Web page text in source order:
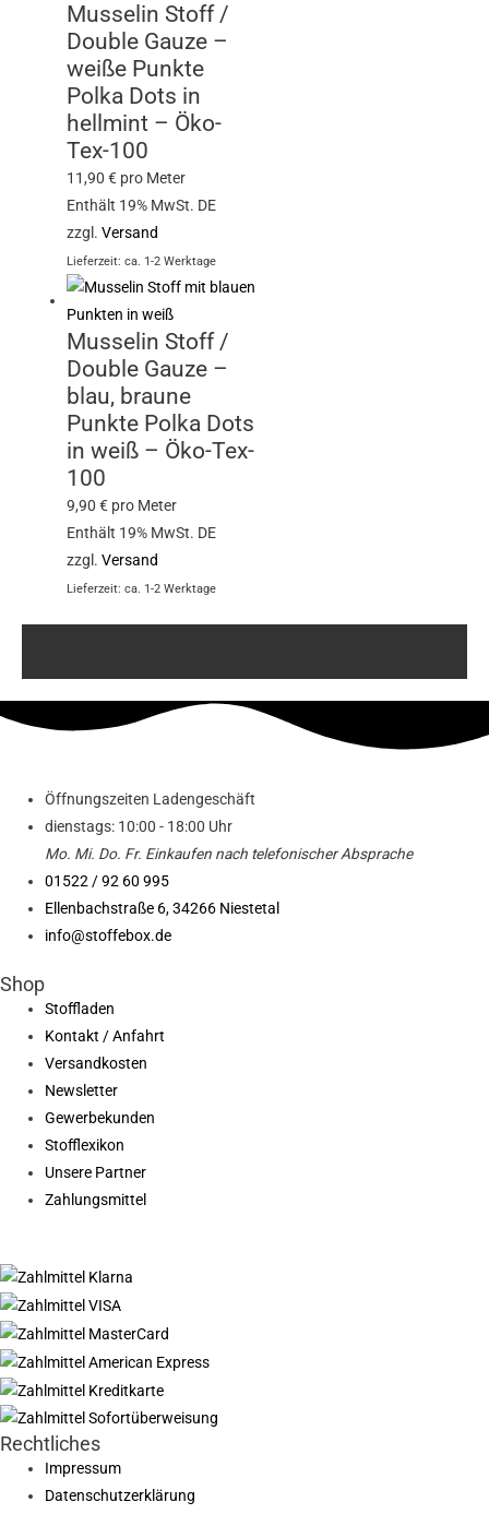
Musselin Stoff /
Double Gauze –
weiße Punkte
Polka Dots in
hellmint – Öko-
Tex-100
11,90€ pro Meter
Enthält 19% MwSt. DE
zzgl.Versand
Lieferzeit: ca. 1-2 Werktage
Musselin Stoff /
Double Gauze –
blau, braune
Punkte Polka Dots
in weiß – Öko-Tex-
100
9,90€ pro Meter
Enthält 19% MwSt. DE
zzgl.Versand
Lieferzeit: ca. 1-2 Werktage
Öffnungszeiten Ladengeschäft
dienstags: 10:00 - 18:00 Uhr
Mo. Mi. Do. Fr. Einkaufen nach telefonischer Absprache
01522 / 92 60 995
Ellenbachstraße 6, 34266 Niestetal
info@stoffebox.de
Shop
Stoffladen
Kontakt / Anfahrt
Versandkosten
Newsletter
Gewerbekunden
Stofflexikon
Unsere Partner
Zahlungsmittel
Rechtliches
Impressum
Datenschutzerklärung